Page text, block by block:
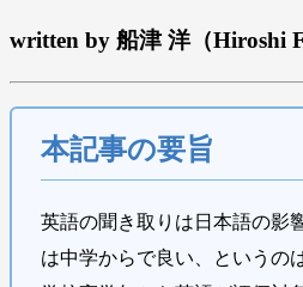
written by 船津 洋（Hiroshi
本記事の要旨
英語の聞き取りは日本語の影
は中学からで良い、というの